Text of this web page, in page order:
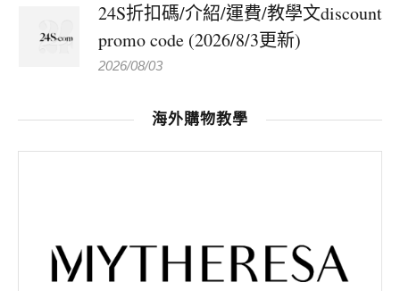
24S折扣碼/介紹/運費/教學文discount
promo code (2026/8/3更新)
2026/08/03
海外購物教學